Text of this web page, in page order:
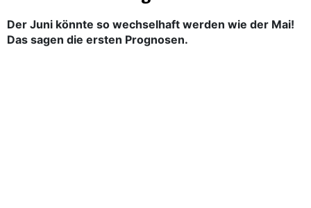
Der Juni könnte so wechselhaft werden wie der Mai!
Das sagen die ersten Prognosen.